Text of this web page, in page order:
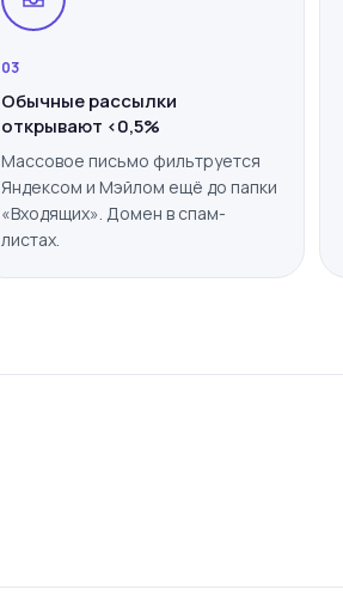
03
Обычные рассылки
открывают <0,5%
Массовое письмо фильтруется
Яндексом и Мэйлом ещё до папки
«Входящих». Домен в спам-
листах.